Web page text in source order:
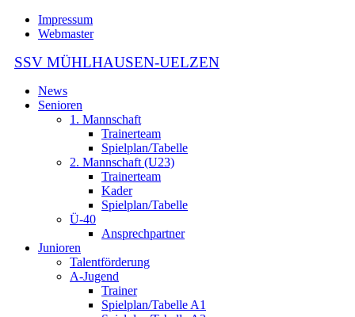
Impressum
Webmaster
SSV MÜHLHAUSEN-UELZEN
News
Senioren
1. Mannschaft
Trainerteam
Spielplan/Tabelle
2. Mannschaft (U23)
Trainerteam
Kader
Spielplan/Tabelle
Ü-40
Ansprechpartner
Junioren
Talentförderung
A-Jugend
Trainer
Spielplan/Tabelle A1